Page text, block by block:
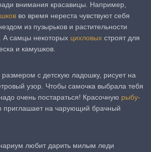
внимания красавицы. Например,
во время нереста чувствуют себя
из пузырьков и растительности
А самцы некоторых цихловых строят для
и камушков.
, размером с детскую ладошку, рисует на
узор. Чтобы самочка выбрала тебя
очень постараться! Красочную рыбу-
приглашает на чарующий брачный
любит дарить милым леди